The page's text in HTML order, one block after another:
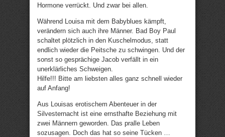
Hormone verrückt. Und zwar bei allen.
Während Louisa mit dem Babyblues kämpft,
verändern sich auch ihre Männer. Bad Boy Paul
schaltet plötzlich in den Kuschelmodus, statt
endlich wieder die Peitsche zu schwingen. Und der
sonst so gesprächige Jacob verfällt in ein
unerklärliches Schweigen.
Hilfe!!! Bitte am liebsten alles ganz schnell wieder
auf Anfang!
Aus Louisas erotischem Abenteuer in der
Silvesternacht ist eine ernsthafte Beziehung mit
zwei Männern geworden. Das pralle Leben
sozusagen. Doch das hat so seine Tücken …